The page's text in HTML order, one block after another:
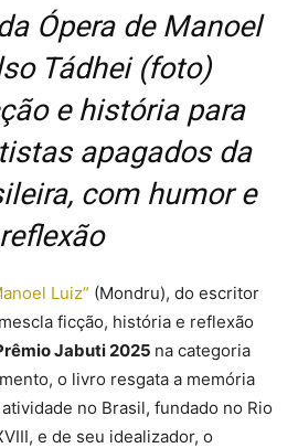
Ópera de Manoel
Tádhei (foto)
e história para
apagados da
com humor e
reflexão
Luiz” (Mondru), do escritor
ficção, história e reflexão
Jabuti 2025 na categoria
o livro resgata a memória
no Brasil, fundado no Rio
e de seu idealizador, o